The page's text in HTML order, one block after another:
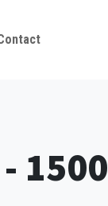
1500